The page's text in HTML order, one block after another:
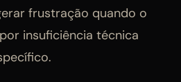
frustração quando o
insuficiência técnica